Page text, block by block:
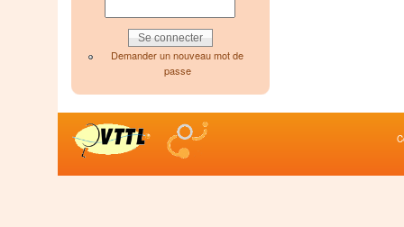
Demander un nouveau mot de
passe